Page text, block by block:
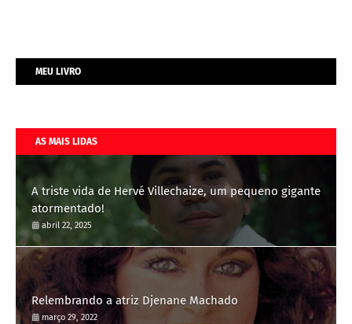
MEU LIVRO
AS MAIS LIDAS
A triste vida de Hervé Villechaize, um pequeno gigante
atormentado!
abril 22, 2025
Relembrando a atriz Djenane Machado
março 29, 2022